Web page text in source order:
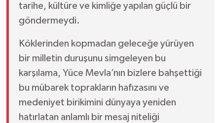
tarihe, kültüre ve kimliğe yapılan güçlü bir
göndermeydi.
Köklerinden kopmadan geleceğe yürüyen
bir milletin duruşunu simgeleyen bu
karşılama, Yüce Mevla’nın bizlere bahşettiği
bu mübarek toprakların hafızasını ve
medeniyet birikimini dünyaya yeniden
hatırlatan anlamlı bir mesaj niteliği